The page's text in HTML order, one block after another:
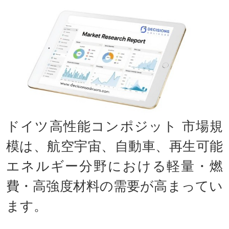
ドイツ高性能コンポジット 市場規
模は、航空宇宙、自動車、再生可能
エネルギー分野における軽量・燃
費・高強度材料の需要が高まってい
ます。